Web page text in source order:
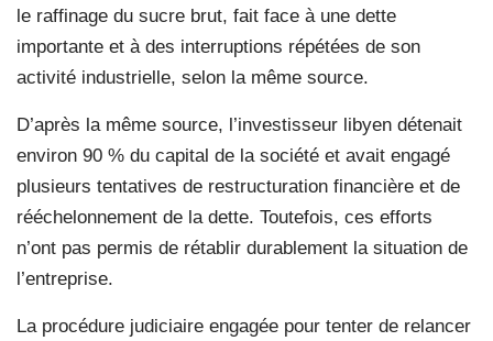
le raffinage du sucre brut, fait face à une dette
importante et à des interruptions répétées de son
activité industrielle, selon la même source.
D’après la même source, l’investisseur libyen détenait
environ 90 % du capital de la société et avait engagé
plusieurs tentatives de restructuration financière et de
rééchelonnement de la dette. Toutefois, ces efforts
n’ont pas permis de rétablir durablement la situation de
l’entreprise.
La procédure judiciaire engagée pour tenter de relancer